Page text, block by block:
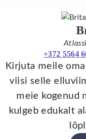
+372 5564
Kirjuta meile
viisi selle
meie kogenud
kulgeb edukalt